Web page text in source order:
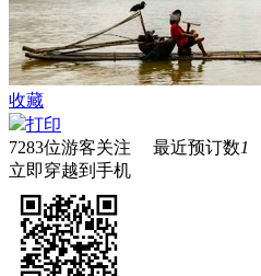
收藏
打印
7283位游客关注 最近预订数1
立即穿越到手机